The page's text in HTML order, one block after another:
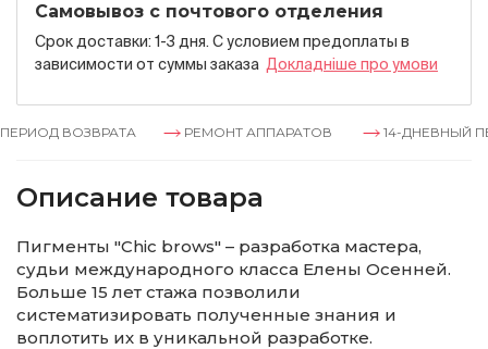
Самовывоз с почтового отделения
Срок доставки: 1-3 дня. С условием предоплаты в
зависимости от суммы заказа Докладнiше про умови
ВОЗВРАТА РЕМОНТ АППАРАТОВ 14-ДНЕВНЫЙ
Описание товара
Пигменты "Chic brows" – разработка мастера,
судьи международного класса Елены Осенней.
Больше 15 лет стажа позволили
систематизировать полученные знания и
воплотить их в уникальной разработке.